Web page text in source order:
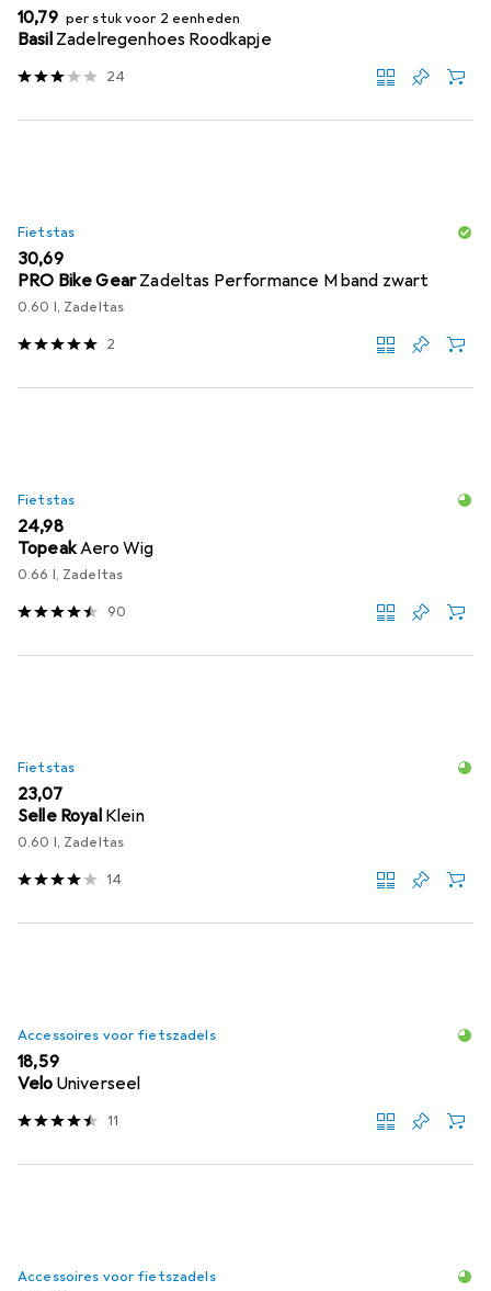
EUR
10,79 per stuk voor 2 eenheden
Basil Zadelregenhoes Roodkapje
24
Fietstas
EUR
30,69
PRO Bike GearZadeltas Performance M band zwart
0.60 l, Zadeltas
2
Fietstas
EUR
24,98
TopeakAero Wig
0.66 l, Zadeltas
90
Fietstas
EUR
23,07
Selle Royal Klein
0.60 l, Zadeltas
14
Accessoires voor fietszadels
EUR
18,59
Velo Universeel
11
Accessoires voor fietszadels